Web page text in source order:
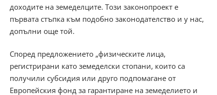
доходите на земеделците. Този законопроект е
първата стъпка към подобно законодателство и у нас,
допълни още той.
Според предложението „физическите лица,
регистрирани като земеделски стопани, които са
получили субсидия или друго подпомагане от
Европейския фонд за гарантиране на земеделието и